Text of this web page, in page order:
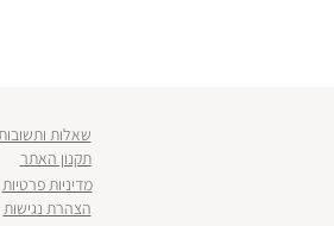
שאלות
תקנון האתר
מדיניות פרטיות
הצהרת נגישות